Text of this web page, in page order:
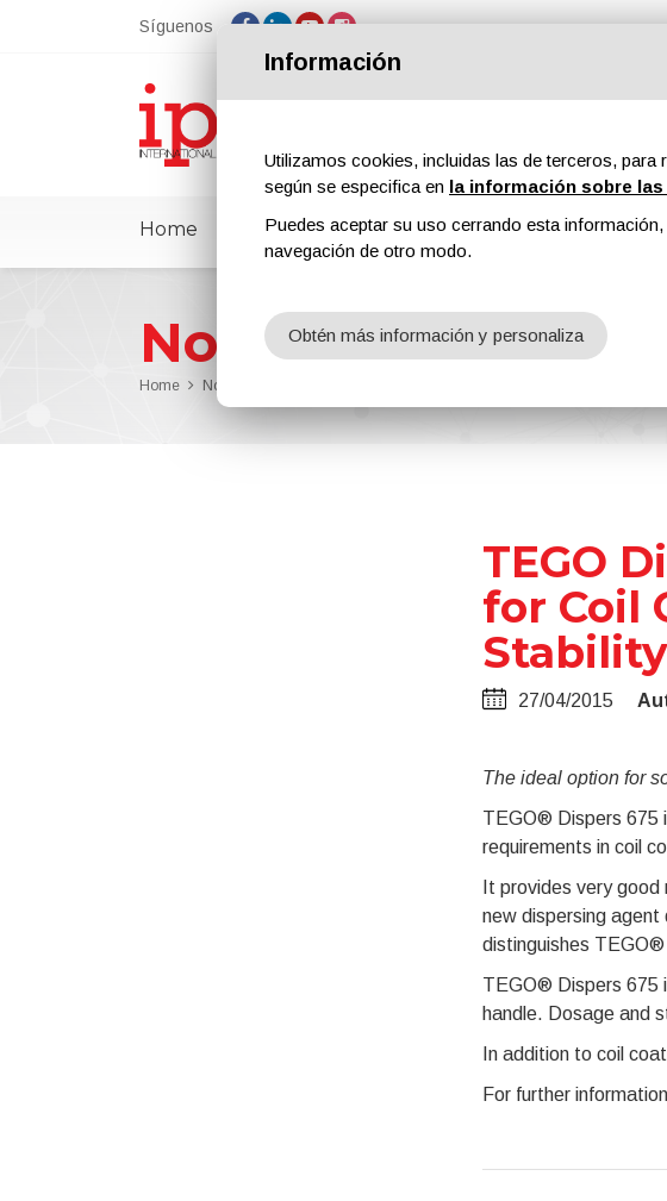
Síguenos
Home ipcmPedia Noticias Ferias Revistas
Noticias
Home Noticias
TEGO
for Coil
Stability
27/04/2015
The ideal option for
TEGO® Dispers 675
requirements in coil
It provides very
new dispersing
distinguishes
TEGO® Dispers 675
handle. Dosage and
In addition to coil
For further
Información
Utilizamos cookies, incluidas las de terceros,
según se especifica en la información sobre
Puedes aceptar su uso cerrando esta
navegación de otro modo.
Obtén más información y personaliza